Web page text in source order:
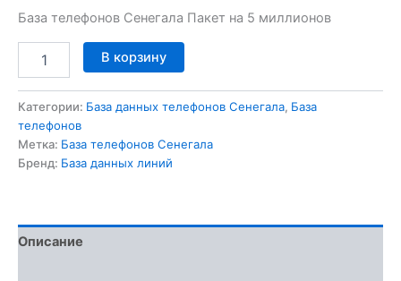
База телефонов Сенегала Пакет на 5 миллионов
В корзину
Категории: База данных телефонов Сенегала, База
телефонов
Метка: База телефонов Сенегала
Бренд: База данных линий
Описание